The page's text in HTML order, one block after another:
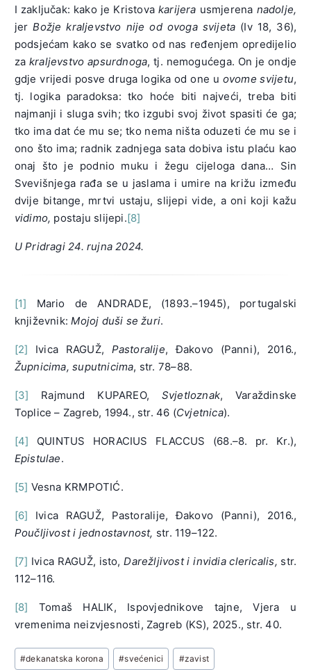
I zaključak: kako je Kristova karijera usmjerena nadolje,
jer Božje kraljevstvo nije od ovoga svijeta (Iv 18, 36),
podsjećam kako se svatko od nas ređenjem opredijelio
zakraljevstvo apsurdnoga, tj. nemogućega. On je ondje
gdje vrijedi posve druga logika od one u ovome svijetu,
tj. logika paradoksa: tko hoće biti najveći, treba biti
najmanji i sluga svih; tko izgubi svoj život spasiti će ga;
tko ima dat će mu se; tko nema ništa oduzeti će mu se i
ono što ima; radnik zadnjega sata dobiva istu plaću kao
onaj što je podnio muku i žegu cijeloga dana… Sin
Svevišnjega rađa se u jaslama i umire na križu između
dvije bitange, mrtvi ustaju, slijepi vide, a oni koji kažu
vidimo, postaju slijepi.[8]
U Pridragi 24. rujna 2024.
[1] Mario de ANDRADE, (1893.–1945), portugalski
književnik:Mojoj duši se žuri.
[2] Ivica RAGUŽ, Pastoralije, Đakovo (Panni), 2016.,
Župnicima, suputnicima, str. 78–88.
[3] Rajmund KUPAREO, Svjetloznak, Varaždinske
Toplice – Zagreb, 1994., str. 46 (Cvjetnica).
[4] QUINTUS HORACIUS FLACCUS (68.–8. pr. Kr.),
Epistulae.
[5] Vesna KRMPOTIĆ.
[6] Ivica RAGUŽ, Pastoralije, Đakovo (Panni), 2016.,
Poučljivost i jednostavnost, str. 119–122.
[7] Ivica RAGUŽ, isto,Darežljivost i invidia clericalis, str.
112–116.
[8] Tomaš HALIK, Ispovjednikove tajne, Vjera u
vremenima neizvjesnosti, Zagreb (KS), 2025., str. 40.
Post
#dekanatska korona #svećenici #zavist